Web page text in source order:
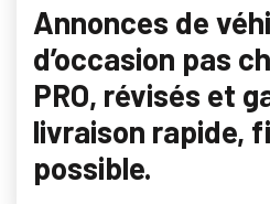
Annonces de
d’occasion pas
PRO, révisés et
livraison rapide,
possible.